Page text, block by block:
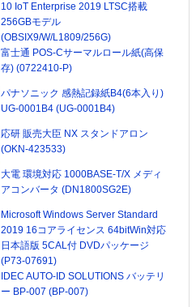
10 IoT Enterprise 2019 LTSC搭載
256GBモデル
(OBSIX9/W/L1809/256G)
富士通 POS-Cサーマルロール紙(高保
存) (0722410-P)
パナソニック 感熱記録紙B4(6本入り)
UG-0001B4 (UG-0001B4)
応研 販売大臣 NX スタンドアロン
(OKN-423533)
大電 環境対応 1000BASE-T/X メディ
アコンバータ (DN1800SG2E)
Microsoft Windows Server Standard
2019 16コアライセンス 64bitWin対応
日本語版 5CAL付 DVDパッケージ
(P73-07691)
IDEC AUTO-ID SOLUTIONS バッテリ
ー BP-007 (BP-007)